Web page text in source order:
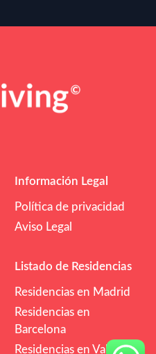
Información Legal
Política de privacidad
Aviso Legal
Listado de Residencias
Residencias en Madrid
Residencias en
Barcelona
Residencias en Valencia